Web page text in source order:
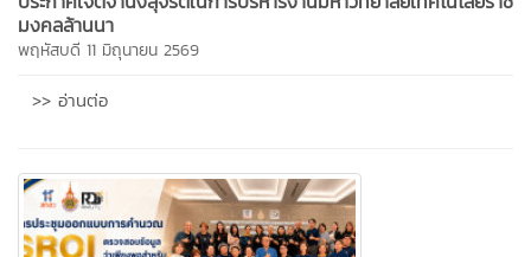
มงคลล้านนา
พฤหัสบดี 11 มิถุนายน 2569
>> อ่านต่อ